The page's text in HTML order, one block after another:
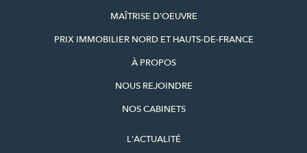
MAÎTRISE D'OEUVRE
PRIX IMMOBILIER NORD ET HAUTS-DE-FRANCE
À PROPOS
NOUS REJOINDRE
NOS CABINETS
L'ACTUALITÉ